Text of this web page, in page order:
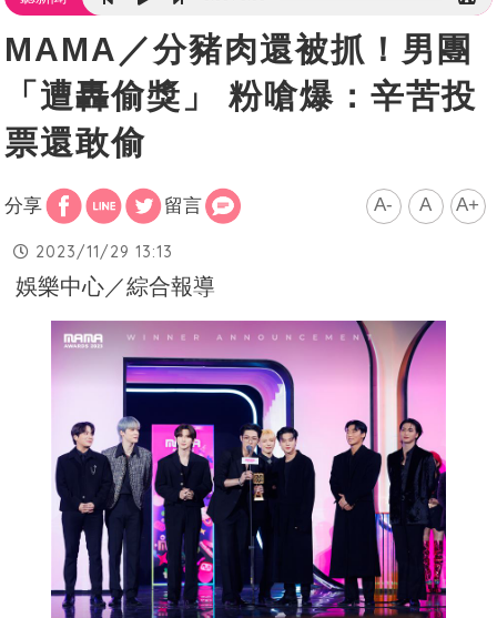
MAMA／分豬肉還被抓！男團
「遭轟偷獎」 粉嗆爆：辛苦投
票還敢偷
分享 留言 A- A A+
2023/11/29 13:13
娛樂中心／綜合報導